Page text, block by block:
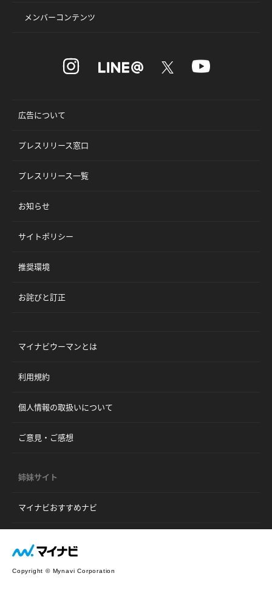
メンバーコンテンツ
広告について
プレスリリース窓口
プレスリリース一覧
お知らせ
サイトポリシー
推奨環境
お詫びと訂正
マイナビウーマンとは
利用規約
個人情報の取扱いについて
ご意見・ご感想
姉妹サイト
マイナビおすすめナビ
Copyright © Mynavi Corporation